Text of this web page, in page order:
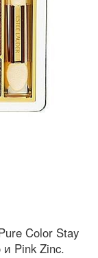
Color Stay
и Pink Zinc.